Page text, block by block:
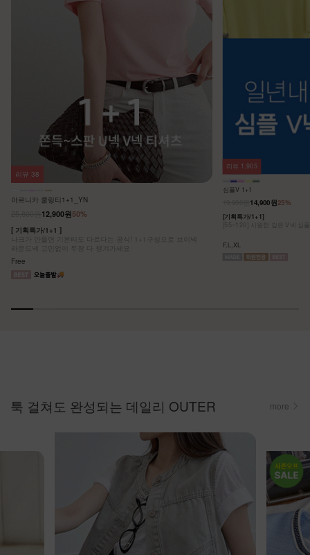
아르니카 쿨링티1+1_YN
50%
12,900원
[ 기획특가/1+1 ]
나크가 만들면 기본티도 다르다는 공식! 1+1구성으로 브이넥
라운드넥 고민없이 두장 다 챙겨가세요
Free
리뷰 38
심플V 1+1
25%
14,900원
[기획특가/1+1]
[55~120] 시원한 깊은 V넥 심
F,L,XL
리뷰 1,905
툭 걸쳐도 완성되는 데일리 OUTER more